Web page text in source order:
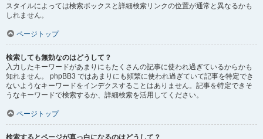
スタイルによっては検索ボックスと詳細検索リンクの位置が通常と異なるかも
しれません。
ページトップ
検索しても無効なのはどうして？
入力したキーワードがあまりにもたくさんの記事に使われ過ぎているからかも
知れません。 phpBB3 ではあまりにも頻繁に使われ過ぎていて記事を特定でき
ないようなキーワードをインデクスすることはありません。記事を特定できそ
うなキーワードで検索するか、詳細検索を活用してください。
ページトップ
検索するとページが真っ白になるのはどうして？